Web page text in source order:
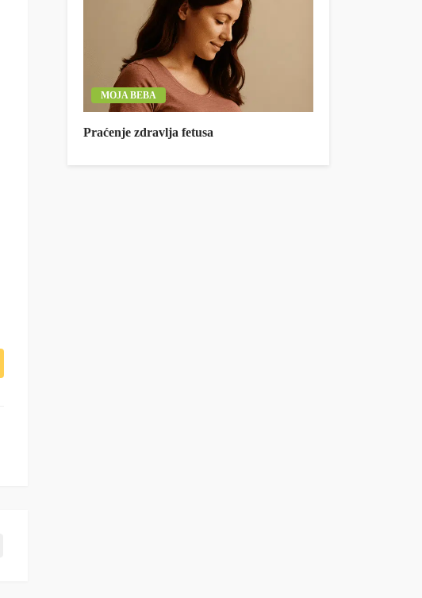
MOJA BEBA
Praćenje zdravlja fetusa